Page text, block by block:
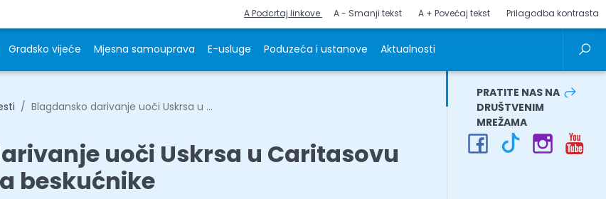
A Podcrtaj linkove A - Smanji tekst A + Povećaj tekst Prilagodba kontrasta
Gradsko vijeće Mjesna samouprava E-usluge Poduzeća i ustanove Aktualnosti
Blagdansko darivanje uoči Uskrsa u ...
uoči Uskrsa u Caritasovu
beskućnike
PRATITE NAS NA
DRUŠTVENIM
MREŽAMA